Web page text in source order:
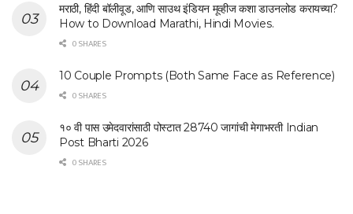
मराठी, हिंदी बॉलीवूड, आणि साउथ इंडियन मूव्हीज कशा डाउनलोड करायच्या?
How to Download Marathi, Hindi Movies.
0 SHARES
10 Couple Prompts (Both Same Face as Reference)
0 SHARES
१० वी पास उमेदवारांसाठी पोस्टात 28740 जागांची मेगाभरती Indian
Post Bharti 2026
0 SHARES